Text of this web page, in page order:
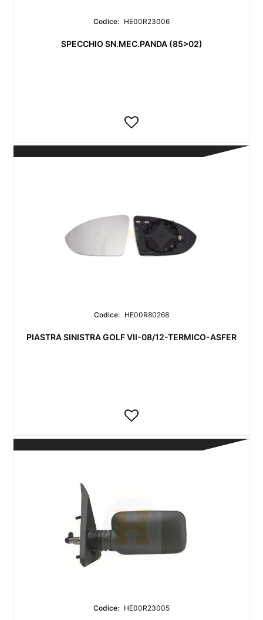
Codice: HE00R23006
SPECCHIO SN.MEC.PANDA (85>02)
Codice: HE00R80268
PIASTRA SINISTRA GOLF VII-08/12-TERMICO-ASFER
Codice: HE00R23005